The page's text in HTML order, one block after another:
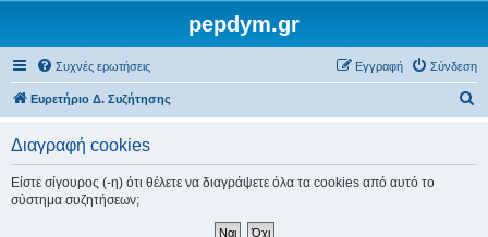
pepdym.gr
Συχνές ερωτήσεις Σύνδεση
Εγγραφή
Ευρετήριο Δ. Συζήτησης
Διαγραφή cookies
Είστε σίγουρος (-η) ότι θέλετε να διαγράψετε όλα τα cookies από αυτό το
σύστημα συζητήσεων;